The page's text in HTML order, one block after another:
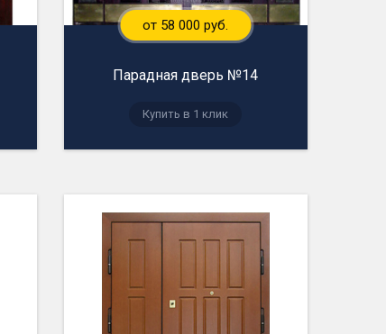
от 58 000 руб.
Парадная дверь №14